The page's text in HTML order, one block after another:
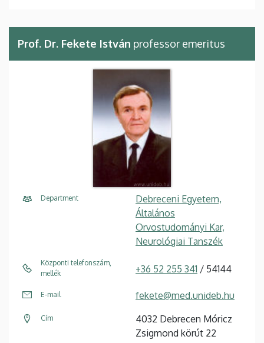
Prof. Dr. Fekete István professor emeritus
Department
Debreceni Egyetem,
Általános
Orvostudományi Kar,
Neurológiai Tanszék
Központi telefonszám,
mellék
+36 52 255 341 / 54144
E-mail fekete@med.unideb.hu
Cím
4032 Debrecen Móricz
Zsigmond körút 22